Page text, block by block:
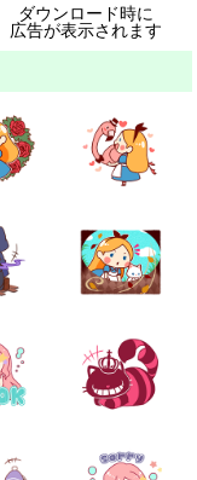
ダウンロード時に
広告が表示されます